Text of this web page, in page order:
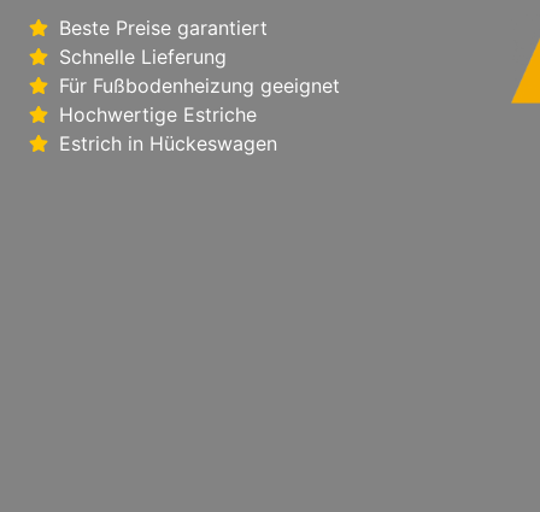
Beste Preise garantiert
Schnelle Lieferung
Für Fußbodenheizung geeignet
Hochwertige Estriche
Estrich in Hückeswagen